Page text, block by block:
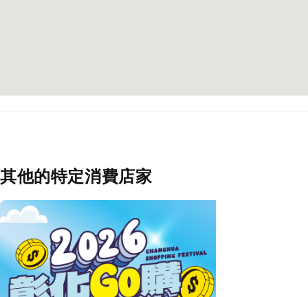
其他的特定消費店家